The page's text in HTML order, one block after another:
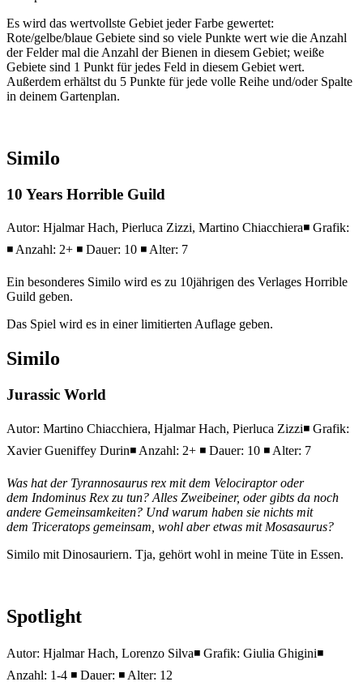
Es wird das wertvollste Gebiet jeder Farbe gewertet:
Rote/gelbe/blaue Gebiete sind so viele Punkte wert wie die Anzahl
der Felder mal die Anzahl der Bienen in diesem Gebiet; weiße
Gebiete sind 1 Punkt für jedes Feld in diesem Gebiet wert.
Außerdem erhältst du 5 Punkte für jede volle Reihe und/oder Spalte
in deinem Gartenplan.
Similo
10 Years Horrible Guild
Autor: Hjalmar Hach, Pierluca Zizzi, Martino Chiacchiera◾ Grafik:
◾ Anzahl: 2+ ◾ Dauer: 10 ◾ Alter: 7
Ein besonderes Similo wird es zu 10jährigen des Verlages Horrible
Guild geben.
Das Spiel wird es in einer limitierten Auflage geben.
Similo
Jurassic World
Autor: Martino Chiacchiera, Hjalmar Hach, Pierluca Zizzi◾ Grafik:
Xavier Gueniffey Durin◾ Anzahl: 2+ ◾ Dauer: 10 ◾ Alter: 7
Was hat der Tyrannosaurus rex mit dem Velociraptor oder
dem Indominus Rex zu tun? Alles Zweibeiner, oder gibts da noch
andere Gemeinsamkeiten? Und warum haben sie nichts mit
dem Triceratops gemeinsam, wohl aber etwas mit Mosasaurus?
Similo mit Dinosauriern. Tja, gehört wohl in meine Tüte in Essen.
Spotlight
Autor: Hjalmar Hach, Lorenzo Silva◾ Grafik: Giulia Ghigini◾
Anzahl: 1-4 ◾ Dauer: ◾ Alter: 12